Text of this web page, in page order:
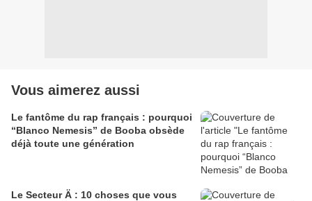
Vous aimerez aussi
Le fantôme du rap français : pourquoi
“Blanco Nemesis” de Booba obsède
déjà toute une génération
Le Secteur Ä : 10 choses que vous